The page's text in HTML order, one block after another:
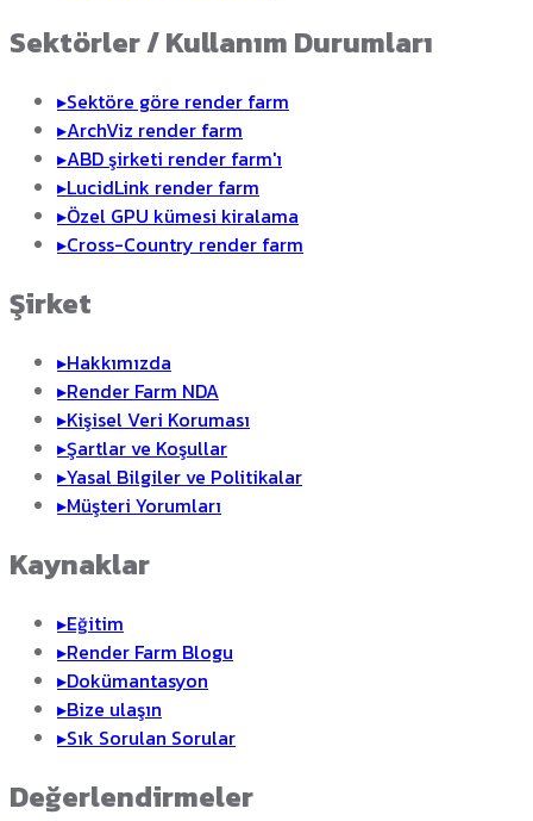
Sektörler / Kullanım Durumları
▸Sektöre göre render farm
▸ArchViz render farm
▸ABD şirketi render farm'ı
▸LucidLink render farm
▸Özel GPU kümesi kiralama
▸Cross-Country render farm
Şirket
▸Hakkımızda
▸Render Farm NDA
▸Kişisel Veri Koruması
▸Şartlar ve Koşullar
▸Yasal Bilgiler ve Politikalar
▸Müşteri Yorumları
Kaynaklar
▸Eğitim
▸Render Farm Blogu
▸Dokümantasyon
▸Bize ulaşın
▸Sık Sorulan Sorular
Değerlendirmeler